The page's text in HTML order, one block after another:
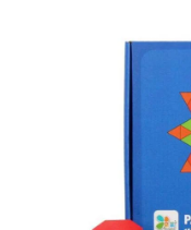
4,4
hvězdiček.